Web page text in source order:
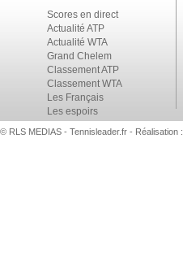
Scores en direct
Actualité ATP
Actualité WTA
Grand Chelem
Classement ATP
Classement WTA
Les Français
Les espoirs
© RLS MEDIAS - Tennisleader.fr - Réalisation :